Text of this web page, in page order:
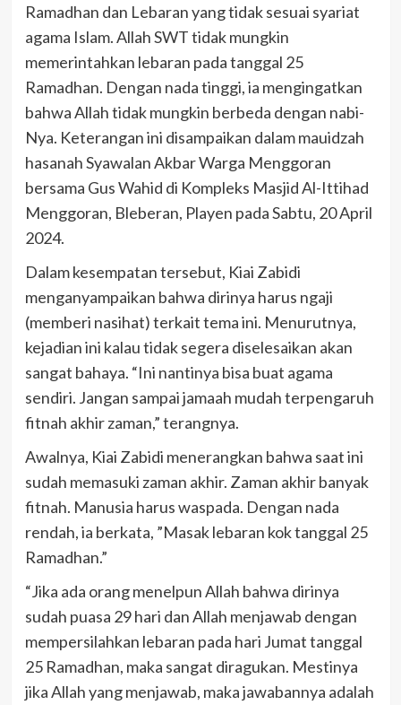
Ramadhan dan Lebaran yang tidak sesuai syariat
agama Islam. Allah SWT tidak mungkin
memerintahkan lebaran pada tanggal 25
Ramadhan. Dengan nada tinggi, ia mengingatkan
bahwa Allah tidak mungkin berbeda dengan nabi-
Nya. Keterangan ini disampaikan dalam mauidzah
hasanah Syawalan Akbar Warga Menggoran
bersama Gus Wahid di Kompleks Masjid Al-Ittihad
Menggoran, Bleberan, Playen pada Sabtu, 20 April
2024.
Dalam kesempatan tersebut, Kiai Zabidi
menganyampaikan bahwa dirinya harus ngaji
(memberi nasihat) terkait tema ini. Menurutnya,
kejadian ini kalau tidak segera diselesaikan akan
sangat bahaya. “Ini nantinya bisa buat agama
sendiri. Jangan sampai jamaah mudah terpengaruh
fitnah akhir zaman,” terangnya.
Awalnya, Kiai Zabidi menerangkan bahwa saat ini
sudah memasuki zaman akhir. Zaman akhir banyak
fitnah. Manusia harus waspada. Dengan nada
rendah, ia berkata, ”Masak lebaran kok tanggal 25
Ramadhan.”
“Jika ada orang menelpun Allah bahwa dirinya
sudah puasa 29 hari dan Allah menjawab dengan
mempersilahkan lebaran pada hari Jumat tanggal
25 Ramadhan, maka sangat diragukan. Mestinya
jika Allah yang menjawab, maka jawabannya adalah